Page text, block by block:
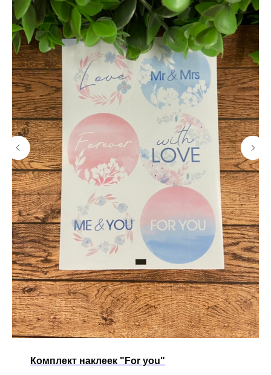
Комплект наклеек "For you"